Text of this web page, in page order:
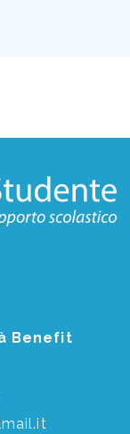
Benefit